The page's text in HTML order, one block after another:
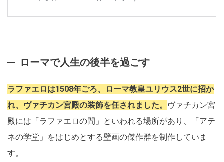
ローマで人生の後半を過ごす
ラファエロは1508年ごろ、ローマ教皇ユリウス2世に招か
れ、ヴァチカン宮殿の装飾を任されました。
ヴァチカン宮
殿には「ラファエロの間」といわれる場所があり、「アテ
ネの学堂」をはじめとする壁画の傑作群を制作していま
す。